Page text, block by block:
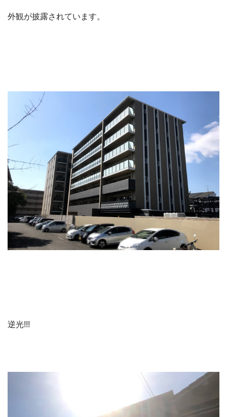
外観が披露されています。
逆光!!!